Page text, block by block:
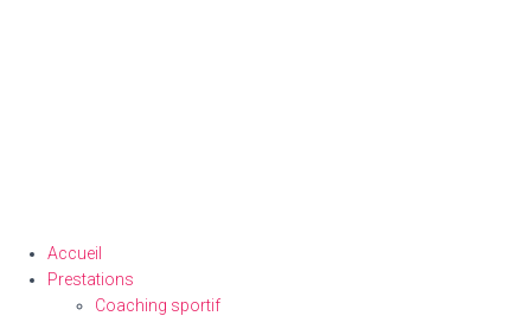
Accueil
Prestations
Coaching sportif